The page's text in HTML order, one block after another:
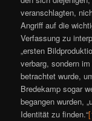
veranschlagten,
Angriff auf die
Verfassung zu
„ersten
verbarg, sondern
betrachtet wurde,
Bredekamp sogar
begangen wurden,
Identität zu finden.“